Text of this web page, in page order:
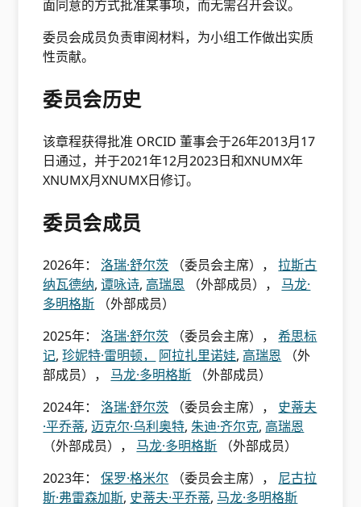
面同意的方式批准某事项，而无需召开会议。
委员会成员负责审阅材料，为小组工作做出实质
性贡献。
委员会历史
该章程获得批准 ORCID 董事会于26年2013月17
日通过，并于2021年12月2023日和XNUMX年
XNUMX月XNUMX日修订。
委员会成员
2026年：洛瑞·舒尔茨 （委员会主席），拉斯古
纳瓦德纳,谭咏诗, 高瑞恩 （外部成员）， 马龙·
多明格斯 （外部成员）
2025年：洛瑞·舒尔茨 （委员会主席），希思标
记,珍妮特·雷明顿， 阿拉扎里诺娃, 高瑞恩 （外
部成员）， 马龙·多明格斯 （外部成员）
2024年：洛瑞·舒尔茨 （委员会主席）， 史蒂夫
·平乔蒂,迈克尔·乌利奥特,朱迪·齐尔克, 高瑞恩
（外部成员）， 马龙·多明格斯 （外部成员）
2023年：保罗·格米尔 （委员会主席）， 尼古拉
斯·弗雷森加斯, 史蒂夫·平乔蒂, 马龙·多明格斯